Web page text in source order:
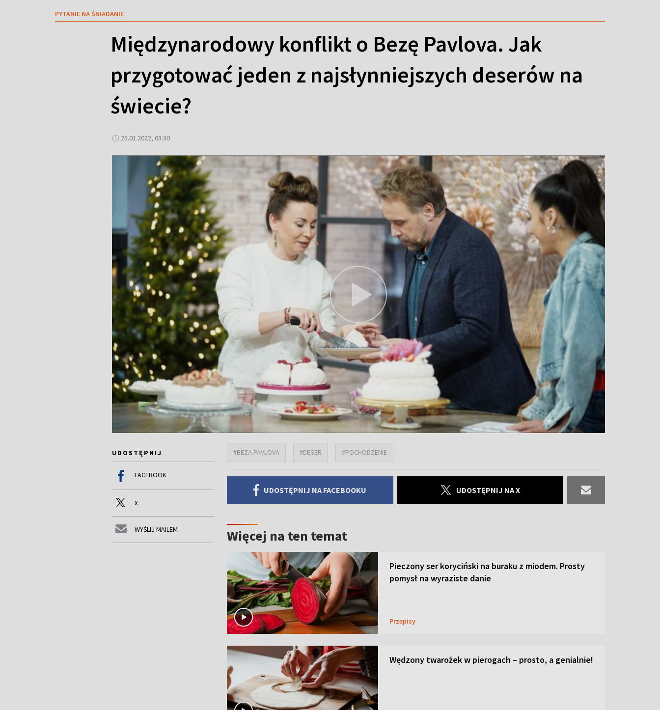
PYTANIE NA ŚNIADANIE
Międzynarodowy konflikt o Bezę Pavlova. Jak
przygotować jeden z najsłynniejszych deserów na
świecie?
25.01.2022, 08:30
UDOSTĘPNIJ
FACEBOOK
X
WYŚLIJ MAILEM
#BEZA PAVLOVA #DESER #POCHODZENIE
UDOSTĘPNIJ NA FACEBOOKU UDOSTĘPNIJ NA X
Więcej na ten temat
Pieczony ser koryciński na buraku z miodem. Prosty
pomysł na wyraziste danie
Przepisy
Wędzony twarożek w pierogach – prosto, a genialnie!